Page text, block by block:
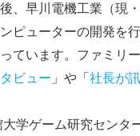
後、早川電機工業（現
ピューターの開発を
ています。ファミリ
ビュー 」や「社長が訊
学ゲーム研究センタ